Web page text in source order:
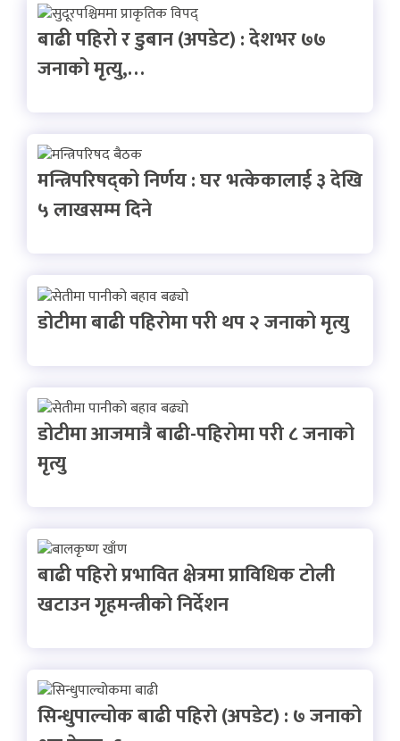
बाढी पहिरो र डुबान (अपडेट) : देशभर ७७
जनाको मृत्यु,…
मन्त्रिपरिषद्को निर्णय : घर भत्केकालाई ३ देखि
५ लाखसम्म दिने
डोटीमा बाढी पहिरोमा परी थप २ जनाको मृत्यु
डोटीमा आजमात्रै बाढी-पहिरोमा परी ८ जनाको
मृत्यु
बाढी पहिरो प्रभावित क्षेत्रमा प्राविधिक टोली
खटाउन गृहमन्त्रीको निर्देशन
सिन्धुपाल्चोक बाढी पहिरो (अपडेट) : ७ जनाको